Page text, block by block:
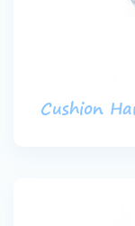
Cushion